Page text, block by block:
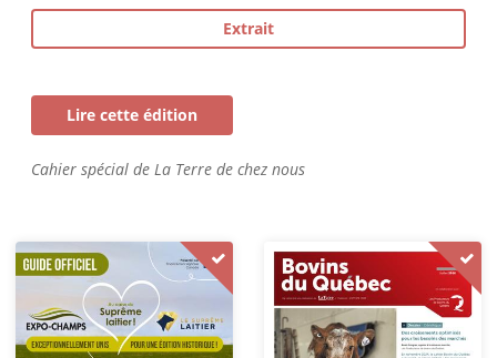
Extrait
Lire cette édition
Cahier spécial de La Terre de chez nous